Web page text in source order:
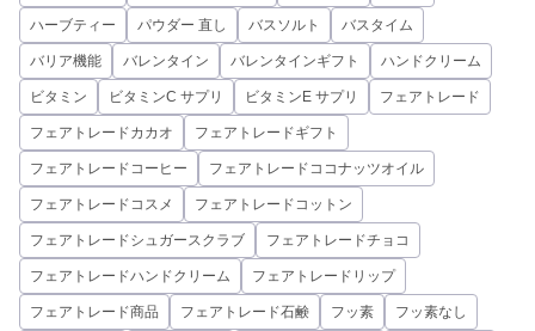
ハーブティー パウダー 直し バスソルト バスタイム
バリア機能 バレンタイン バレンタインギフト ハンドクリーム
ビタミン ビタミンC サプリ ビタミンE サプリ フェアトレード
フェアトレードカカオ フェアトレードギフト
フェアトレードコーヒー フェアトレードココナッツオイル
フェアトレードコスメ フェアトレードコットン
フェアトレードシュガースクラブ フェアトレードチョコ
フェアトレードハンドクリーム フェアトレードリップ
フェアトレード商品 フェアトレード石鹸 フッ素 フッ素なし